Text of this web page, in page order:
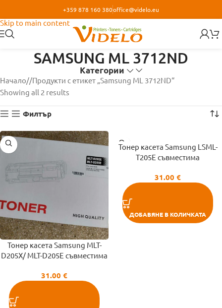
Skip to main content
+359 878 160 380office@videlo.eu
SAMSUNG ML 3712ND
Категории
Начало/ Продукти с етикет „Samsung ML 3712ND“
Showing all 2 results
Филтър
Тонер касета Samsung MLT-
D205X/ MLT-D205E съвместима
31.00 €
Тонер касета Samsung LSML-
T205E съвместима
31.00 €
ДОБАВЯНЕ В КОЛИЧКАТА